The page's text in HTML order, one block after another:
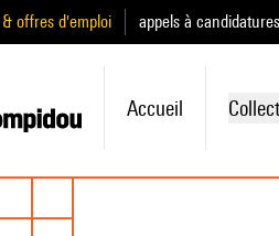
offres d'emploi appels à candidatures
Accueil